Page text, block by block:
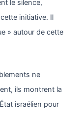
le silence,
initiative. Il
» autour de cette
ne
ils montrent la
israélien pour